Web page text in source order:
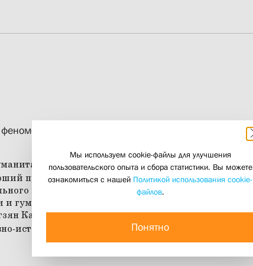
тоталитаризма
Мы используем cookie-файлы для улучшения
пользовательского опыта и сбора статистики. Вы можете
ознакомиться с нашей Политикой использования cookie-
файлов.
Понятно